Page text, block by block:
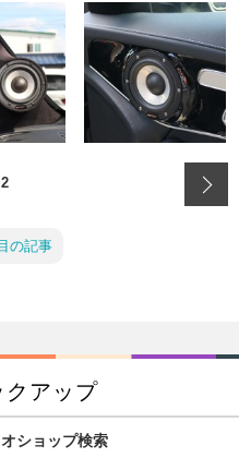
2
の記事
クアップ
ショップ検索